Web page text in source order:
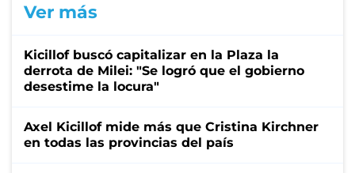
Ver más
Kicillof buscó capitalizar en la Plaza la
derrota de Milei: "Se logró que el gobierno
desestime la locura"
Axel Kicillof mide más que Cristina Kirchner
en todas las provincias del país